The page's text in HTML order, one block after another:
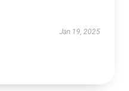
Jan 19, 2025